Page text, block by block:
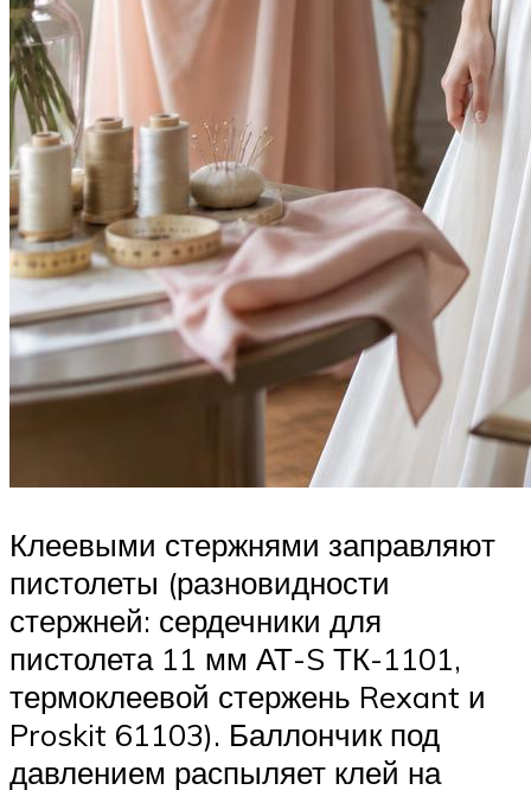
Клеевыми стержнями заправляют
пистолеты (разновидности
стержней: сердечники для
пистолета 11 мм АТ-S ТК-1101,
термоклеевой стержень Rexant и
Proskit 61103). Баллончик под
давлением распыляет клей на